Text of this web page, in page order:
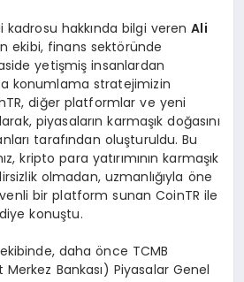
kadrosu hakkında bilgi verenAli
ekibi, finans sektöründe
yetişmiş insanlardan
konumlama stratejimizin
diğer platformlar ve yeni
piyasaların karmaşık doğasını
tarafından oluşturuldu. Bu
kripto para yatırımının karmaşık
olmadan, uzmanlığıyla öne
bir platform sunan CoinTR ile
konuştu.
daha önce TCMB
Bankası) Piyasalar Genel